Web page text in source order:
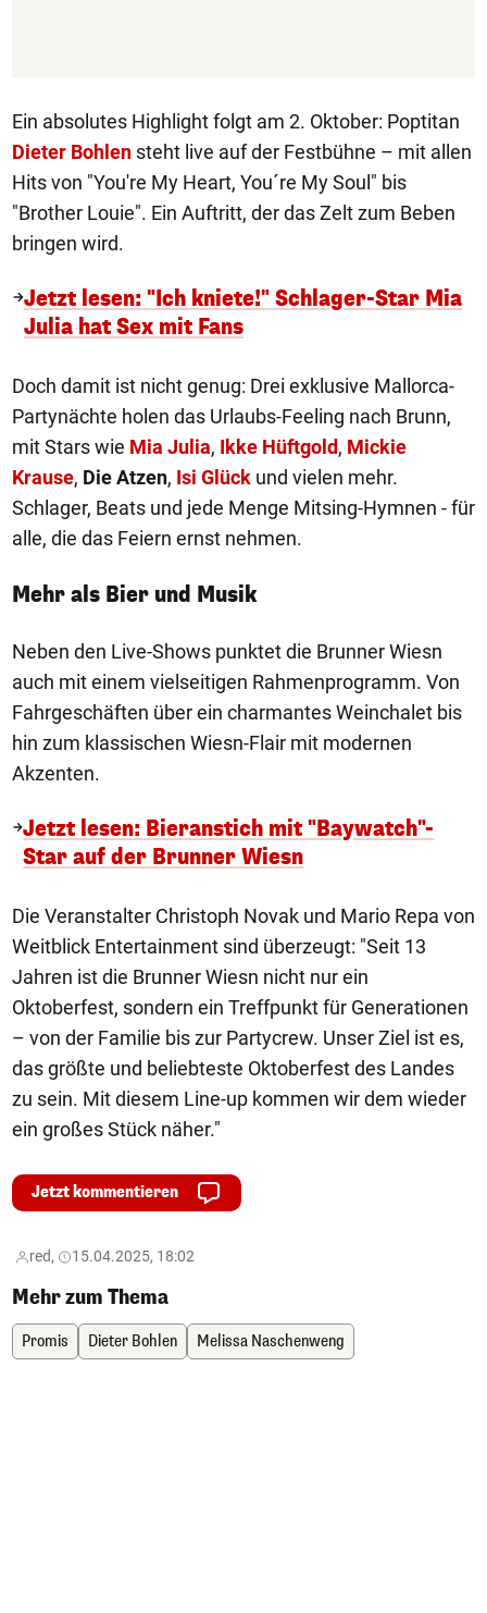
Ein absolutes Highlight folgt am 2. Oktober: Poptitan
Dieter Bohlen steht live auf der Festbühne – mit allen
Hits von "You're My Heart, You´re My Soul" bis
"Brother Louie". Ein Auftritt, der das Zelt zum Beben
bringen wird.
Jetzt lesen: "Ich kniete!" Schlager-Star Mia
Julia hat Sex mit Fans
Doch damit ist nicht genug: Drei exklusive Mallorca-
Partynächte holen das Urlaubs-Feeling nach Brunn,
mit Stars wie Mia Julia, Ikke Hüftgold, Mickie
Krause, Die Atzen, Isi Glück und vielen mehr.
Schlager, Beats und jede Menge Mitsing-Hymnen - für
alle, die das Feiern ernst nehmen.
Mehr als Bier und Musik
Neben den Live-Shows punktet die Brunner Wiesn
auch mit einem vielseitigen Rahmenprogramm. Von
Fahrgeschäften über ein charmantes Weinchalet bis
hin zum klassischen Wiesn-Flair mit modernen
Akzenten.
Jetzt lesen: Bieranstich mit "Baywatch"-
Star auf der Brunner Wiesn
Die Veranstalter Christoph Novak und Mario Repa von
Weitblick Entertainment sind überzeugt: "Seit 13
Jahren ist die Brunner Wiesn nicht nur ein
Oktoberfest, sondern ein Treffpunkt für Generationen
– von der Familie bis zur Partycrew. Unser Ziel ist es,
das größte und beliebteste Oktoberfest des Landes
zu sein. Mit diesem Line-up kommen wir dem wieder
ein großes Stück näher."
Jetzt kommentieren
red, 15.04.2025, 18:02
Mehr zum Thema
Promis Dieter Bohlen Melissa Naschenweng